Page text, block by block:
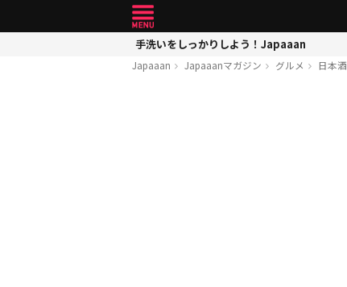
手洗いをしっかりしよう！Japaaan
Japaaan Japaaanマガジン グルメ 日本酒